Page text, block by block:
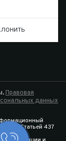
Правовая
данных
Статьей 437